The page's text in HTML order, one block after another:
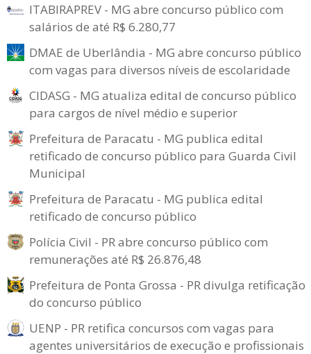
ITABIRAPREV - MG abre concurso público com
salários de até R$ 6.280,77
DMAE de Uberlândia - MG abre concurso público
com vagas para diversos níveis de escolaridade
CIDASG - MG atualiza edital de concurso público
para cargos de nível médio e superior
Prefeitura de Paracatu - MG publica edital
retificado de concurso público para Guarda Civil
Municipal
Prefeitura de Paracatu - MG publica edital
retificado de concurso público
Polícia Civil - PR abre concurso público com
remunerações até R$ 26.876,48
Prefeitura de Ponta Grossa - PR divulga retificação
do concurso público
UENP - PR retifica concursos com vagas para
agentes universitários de execução e profissionais